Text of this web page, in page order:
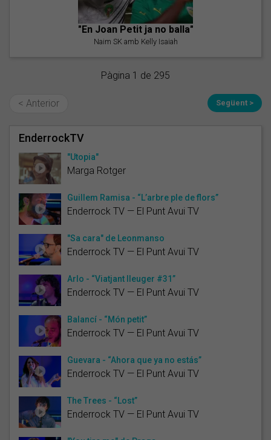
"En Joan Petit ja no balla"
Naim SK amb Kelly Isaiah
Pàgina 1 de 295
< Anterior Següent >
EnderrockTV
"Utopia"
Marga Rotger
Guillem Ramisa - “L’arbre ple de flors”
Enderrock TV — El Punt Avui TV
"Sa cara" de Leonmanso
Enderrock TV — El Punt Avui TV
Arlo - “Viatjant lleuger #31”
Enderrock TV — El Punt Avui TV
Balancí - “Món petit”
Enderrock TV — El Punt Avui TV
Guevara - “Ahora que ya no estás”
Enderrock TV — El Punt Avui TV
The Trees - “Lost”
Enderrock TV — El Punt Avui TV